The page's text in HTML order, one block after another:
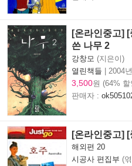
[온라인중고] [
쓴 나무 2
강창모 (지은이)
열린책들 | 2004
3,500원 (64% 할
판매자 :
[온라인중고]
해외편 20
시공사 편집부 (